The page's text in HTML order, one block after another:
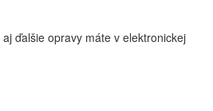
ďalšie opravy máte v elektronickej